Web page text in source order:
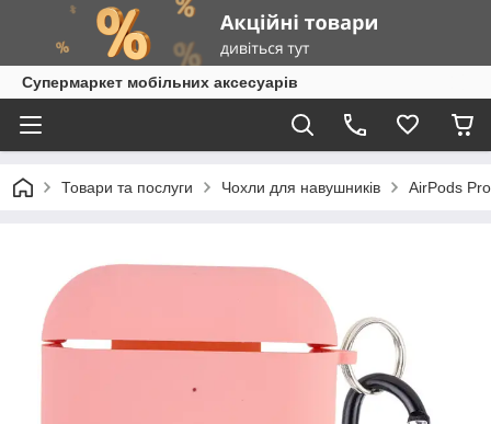
Супермаркет мобільних аксесуарів
Товари та послуги Чохли для навушників AirPods Pro